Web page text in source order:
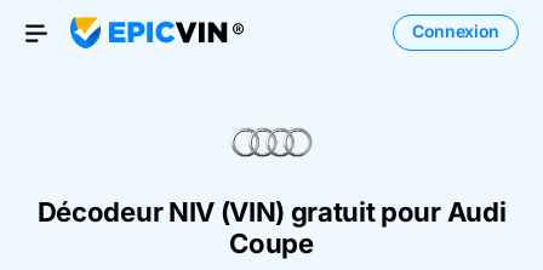
Open Menu
Connexion
Décodeur NIV (VIN) gratuit pour Audi
Coupe